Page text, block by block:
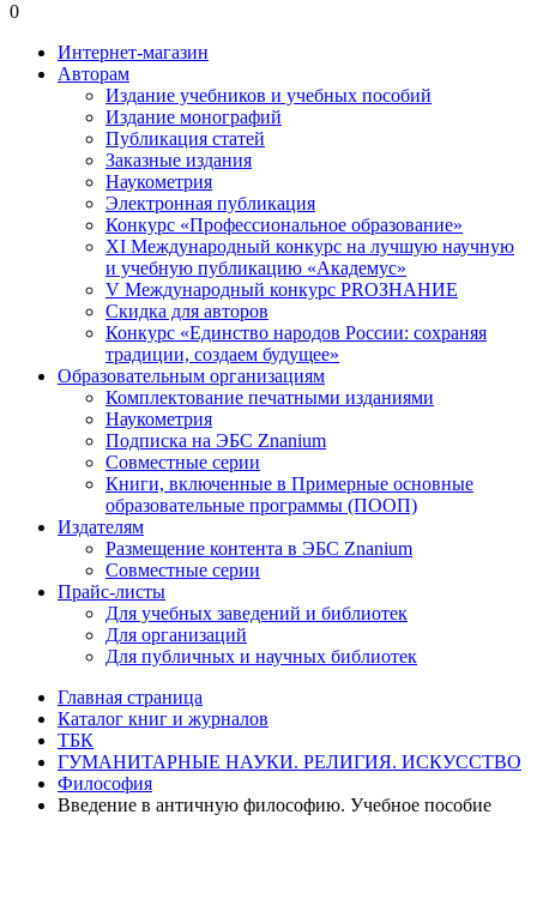
0
Интернет-магазин
Авторам
Издание учебников и учебных пособий
Издание монографий
Публикация статей
Заказные издания
Наукометрия
Электронная публикация
Конкурс «Профессиональное образование»
XI Международный конкурс на лучшую научную
и учебную публикацию «Академус»
V Международный конкурс PROЗНАНИЕ
Скидка для авторов
Конкурс «Единство народов России: сохраняя
традиции, создаем будущее»
Образовательным организациям
Комплектование печатными изданиями
Наукометрия
Подписка на ЭБС Znanium
Совместные серии
Книги, включенные в Примерные основные
образовательные программы (ПООП)
Издателям
Размещение контента в ЭБС Znanium
Совместные серии
Прайс-листы
Для учебных заведений и библиотек
Для организаций
Для публичных и научных библиотек
Главная страница
Каталог книг и журналов
ТБК
ГУМАНИТАРНЫЕ НАУКИ. РЕЛИГИЯ. ИСКУССТВО
Философия
Введение в античную философию. Учебное пособие